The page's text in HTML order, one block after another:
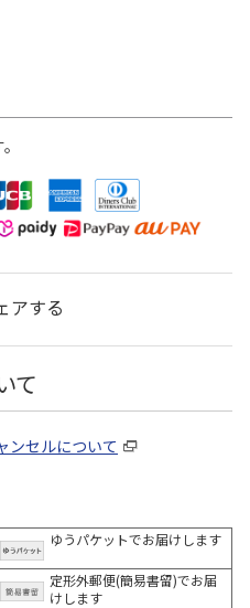
アする
て
ンセルについて
ゆうパケットでお届けします
定形外郵便(簡易書留)でお届
けします